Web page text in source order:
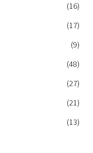
(16)
(17)
(9)
(48)
(27)
(21)
(13)